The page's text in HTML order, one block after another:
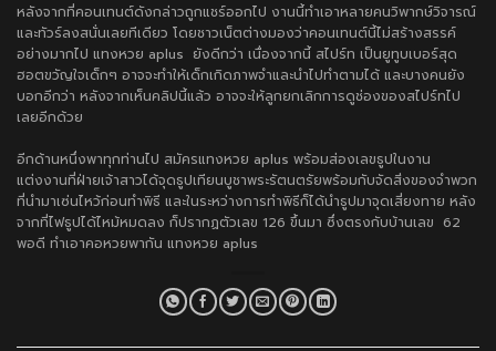
หลังจากที่คอนเทนต์ดังกล่าวถูกแชร์ออกไป งานนี้ทำเอาหลายคนวิพากษ์วิจารณ์
และทัวร์ลงสนั่นเลยทีเดียว โดยชาวเน็ตต่างมองว่าคอนเทนต์นี้ไม่สร้างสรรค์
อย่างมากไป แทงหวย aplus ยังดีกว่า เนื่องจากนี้ สไปร์ท เป็นยูทูบเบอร์สุด
ฮอตขวัญใจเด็กๆ อาจจะทำให้เด็กเกิดภาพจำและนำไปทำตามได้ และบางคนยัง
บอกอีกว่า หลังจากเห็นคลิปนี้แล้ว อาจจะให้ลูกยกเลิกการดูช่องของสไปร์ทไป
เลยอีกด้วย
อีกด้านหนึ่งพาทุกท่านไป สมัครแทงหวย aplus พร้อมส่องเลขธูปในงาน
แต่งงานที่ฝ่ายเจ้าสาวได้จุดธูปเทียนบูชาพระรัตนตรัยพร้อมกับจัดสิ่งของจำพวก
ที่นำมาเซ่นไหว้ก่อนทำพิธี และในระหว่างการทำพิธีก็ได้นำธูปมาจุดเสี่ยงทาย หลัง
จากที่ไฟธูปได้ไหม้หมดลง ก็ปรากฏตัวเลข 126 ขึ้นมา ซึ่งตรงกับบ้านเลข 62
พอดี ทำเอาคอหวยพากัน แทงหวย aplus